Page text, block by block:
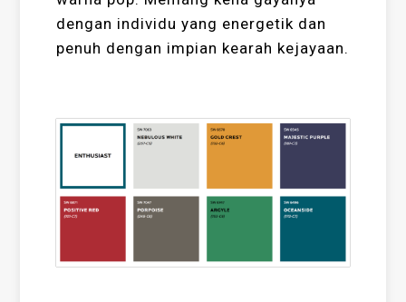
dengan individu yang energetik dan
penuh dengan impian kearah kejayaan.